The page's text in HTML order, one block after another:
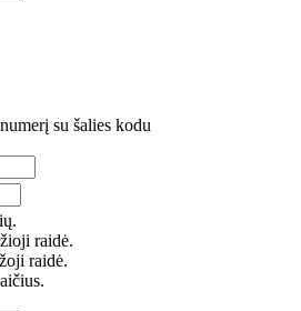
su šalies kodu
raidė.
raidė.